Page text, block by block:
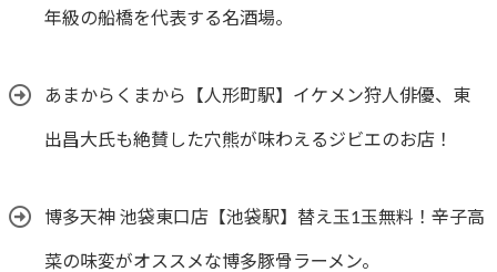
年級の船橋を代表する名酒場。
あまからくまから【人形町駅】イケメン狩人俳優、東
出昌大氏も絶賛した穴熊が味わえるジビエのお店！
博多天神 池袋東口店【池袋駅】替え玉1玉無料！辛子高
菜の味変がオススメな博多豚骨ラーメン。